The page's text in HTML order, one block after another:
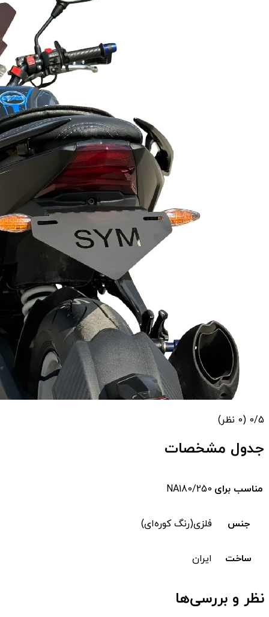
‫0/5 ‫(0 نظر)
جدول مشخصات
مناسب برای NA180/250
جنس فلزی(رنگ کوره‌ای)
ساخت ایران
نظر و بررسی‌ها